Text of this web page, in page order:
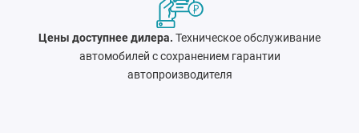
Цены доступнее дилера. Техническое обслуживание
автомобилей с сохранением гарантии
автопроизводителя